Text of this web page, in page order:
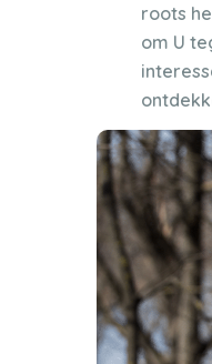
roots
om U